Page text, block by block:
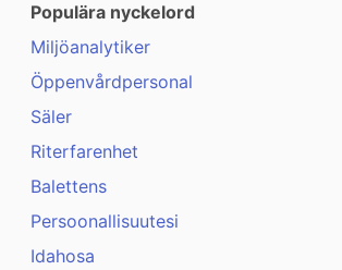
Populära nyckelord
Miljöanalytiker
Öppenvårdpersonal
Säler
Riterfarenhet
Balettens
Persoonallisuutesi
Idahosa